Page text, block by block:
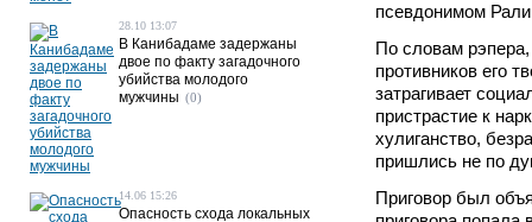
псевдонимом
По словам
противников его
затрагивает
пристрастие к
хулиганство,
пришлись не по
Приговор был
28.10 13:07
В Канибадаме задержаны
двое по факту загадочного
убийства молодого
мужчины (0)
14.06 15:26
Опасность схода локальных